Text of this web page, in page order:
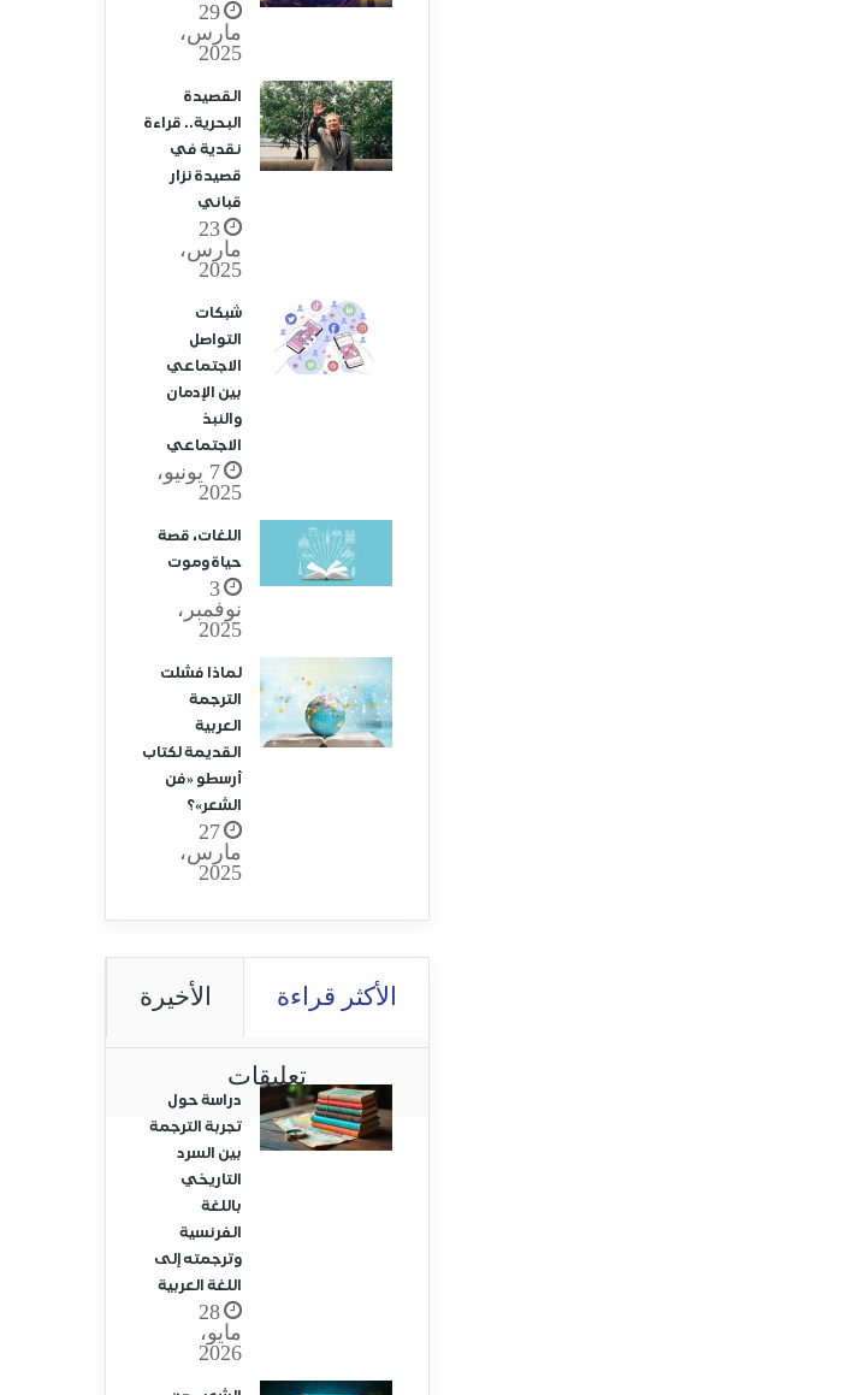
29
مارس،
2025
القصيدة
البحرية.. قراءة
نقدية في
قصيدة نزار
قباني
23
مارس،
2025
شبكات
التواصل
الاجتماعي
بين الإدمان
والنبذ
الاجتماعي
7 يونيو،
2025
اللغات، قصة
حياة وموت
3
نوفمبر،
2025
لماذا فشلت
الترجمة
العربية
القديمة لكتاب
أرسطو «فن
الشعر»؟
27
مارس،
2025
الأكثر قراءة الأخيرة
تعليقات
دراسة حول
تجربة الترجمة
بين السرد
التاريخي
باللغة
الفرنسية
وترجمته إلى
اللغة العربية
28
مايو،
2026